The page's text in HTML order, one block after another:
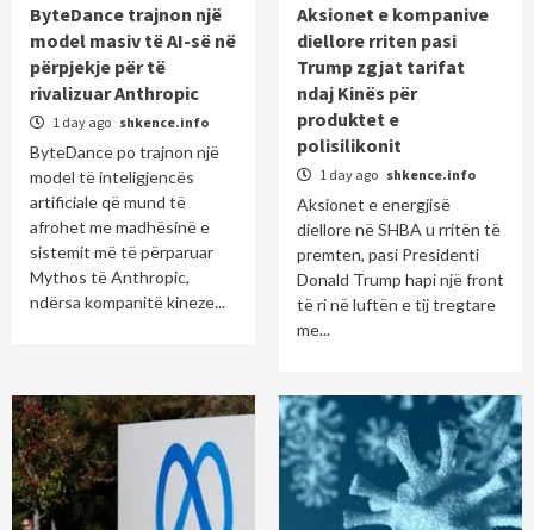
ByteDance trajnon një
model masiv të AI-së në
përpjekje për të
rivalizuar Anthropic
1 day ago shkence.info
ByteDance po trajnon një
model të inteligjencës
artificiale që mund të
afrohet me madhësinë e
sistemit më të përparuar
Mythos të Anthropic,
ndërsa kompanitë kineze...
Aksionet e kompanive
diellore rriten pasi
Trump zgjat tarifat
ndaj Kinës për
produktet e
polisilikonit
1 day ago shkence.info
Aksionet e energjisë
diellore në SHBA u rritën të
premten, pasi Presidenti
Donald Trump hapi një front
të ri në luftën e tij tregtare
me...